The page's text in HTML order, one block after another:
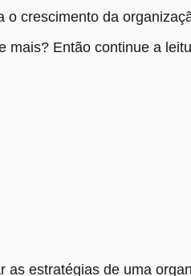
o crescimento da
mais? Então continue a
estratégias de uma